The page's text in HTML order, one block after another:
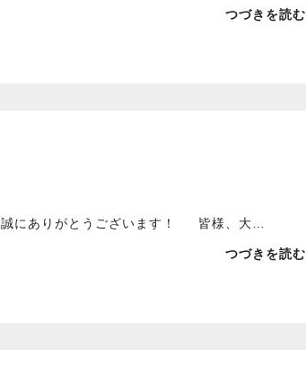
つづきを読む
にありがとうございます！ 皆様、大…
つづきを読む